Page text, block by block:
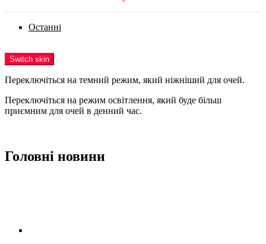
Останні
Switch skin
Переключіться на темний режим, який ніжніший для очей.
Переключіться на режим освітлення, який буде більш
приємним для очей в денний час.
Головні новини